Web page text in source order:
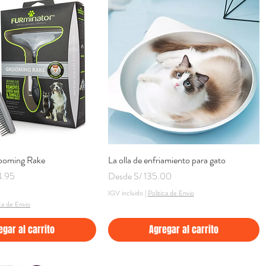
Vista rápida
Rake
de oferta
de Envio
al carrito
Vista rápida
La olla de enfriamiento para gato
DesdeS/ 135.00
Precio de oferta
IGV incluido| Politica de Envio
Agregar al carrito